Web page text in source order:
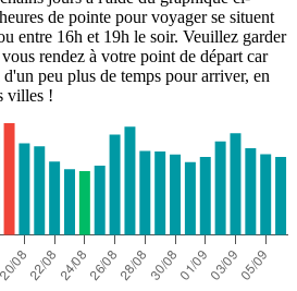
de pointe pour voyager se situent
entre 16h et 19h le soir. Veuillez garder
rendez à votre point de départ car
peu plus de temps pour arriver, en
villes !